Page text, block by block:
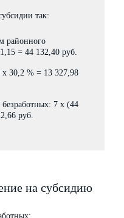
так:
районного
= 44 132,40 руб.
х 30,2 % = 13 327,98
7 х (44
руб.
на субсидию